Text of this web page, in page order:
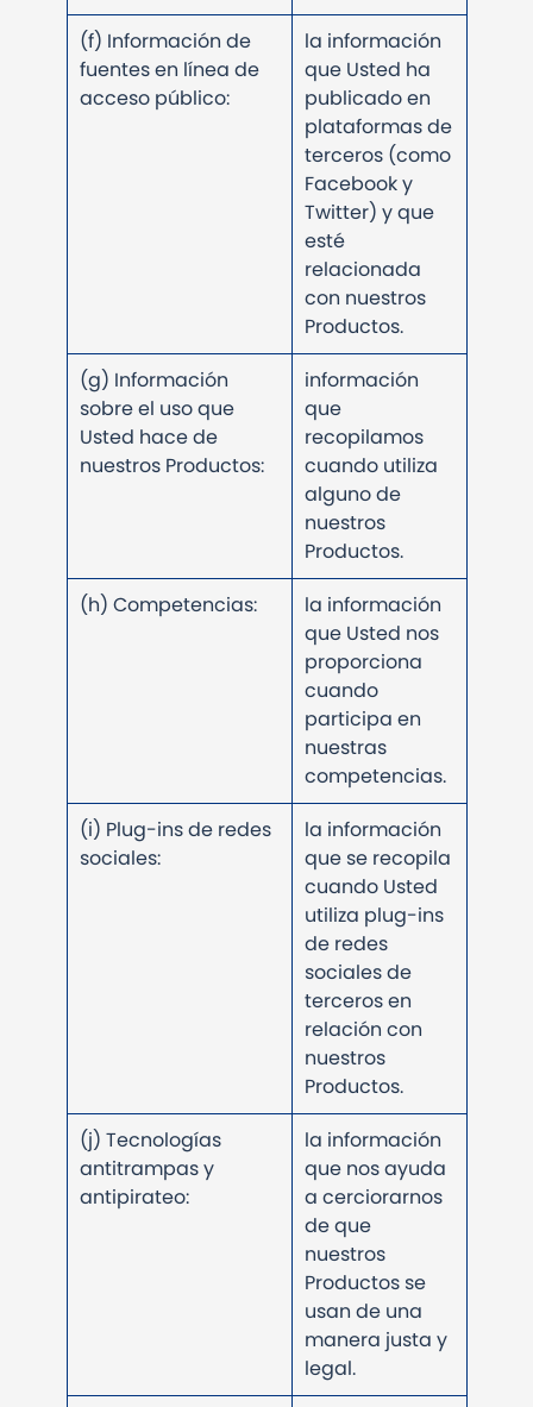
(f) Información de
fuentes en línea de
acceso público:
la información
que Usted ha
publicado en
plataformas de
terceros (como
Facebook y
Twitter) y que
esté
relacionada
con nuestros
Productos.
(g) Información
sobre el uso que
Usted hace de
nuestros Productos:
información
que
recopilamos
cuando utiliza
alguno de
nuestros
Productos.
(h) Competencias:
la información
que Usted nos
proporciona
cuando
participa en
nuestras
competencias.
(i) Plug-ins de redes
sociales:
la información
que se recopila
cuando Usted
utiliza plug-ins
de redes
sociales de
terceros en
relación con
nuestros
Productos.
(j) Tecnologías
antitrampas y
antipirateo:
la información
que nos ayuda
a cerciorarnos
de que
nuestros
Productos se
usan de una
manera justa y
legal.